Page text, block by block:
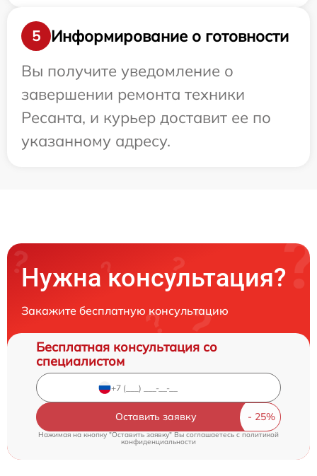
5
Информирование о готовности
Вы получите уведомление о
завершении ремонта техники
Ресанта, и курьер доставит ее по
указанному адресу.
Нужна консультация?
Закажите бесплатную консультацию
Бесплатная консультация со
специалистом
Оставить заявку
Нажимая на кнопку "Оставить заявку" Вы соглашаетесь c политикой
конфиденциальности